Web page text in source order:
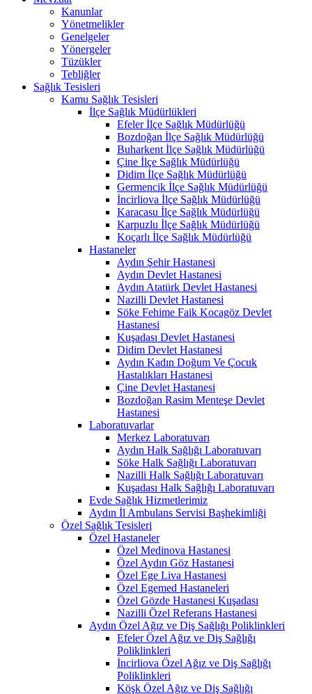
Kanunlar
Yönetmelikler
Genelgeler
Yönergeler
Tüzükler
Tebliğler
Sağlık Tesisleri
Kamu Sağlık Tesisleri
İlçe Sağlık Müdürlükleri
Efeler İlçe Sağlık Müdürlüğü
Bozdoğan İlçe Sağlık Müdürlüğü
Buharkent İlçe Sağlık Müdürlüğü
Çine İlçe Sağlık Müdürlüğü
Didim İlçe Sağlık Müdürlüğü
Germencik İlçe Sağlık Müdürlüğü
İncirliova İlçe Sağlık Müdürlüğü
Karacasu İlçe Sağlık Müdürlüğü
Karpuzlu İlçe Sağlık Müdürlüğü
Koçarlı İlçe Sağlık Müdürlüğü
Hastaneler
Aydın Şehir Hastanesi
Aydın Devlet Hastanesi
Aydın Atatürk Devlet Hastanesi
Nazilli Devlet Hastanesi
Söke Fehime Faik Kocagöz Devlet
Hastanesi
Kuşadası Devlet Hastanesi
Didim Devlet Hastanesi
Aydın Kadın Doğum Ve Çocuk
Hastalıkları Hastanesi
Çine Devlet Hastanesi
Bozdoğan Rasim Menteşe Devlet
Hastanesi
Laboratuvarlar
Merkez Laboratuvarı
Aydın Halk Sağlığı Laboratuvarı
Söke Halk Sağlığı Laboratuvarı
Nazilli Halk Sağlığı Laboratuvarı
Kuşadası Halk Sağlığı Laboratuvarı
Evde Sağlık Hizmetlerimiz
Aydın İl Ambulans Servisi Başhekimliği
Özel Sağlık Tesisleri
Özel Hastaneler
Özel Medinova Hastanesi
Özel Aydın Göz Hastanesi
Özel Ege Liva Hastanesi
Özel Egemed Hastaneleri
Özel Gözde Hastanesi Kuşadası
Nazilli Özel Referans Hastanesi
Aydın Özel Ağız ve Diş Sağlığı Poliklinkleri
Efeler Özel Ağız ve Diş Sağlığı
Poliklinkleri
İncirliova Özel Ağız ve Diş Sağlığı
Poliklinkleri
Köşk Özel Ağız ve Diş Sağlığı